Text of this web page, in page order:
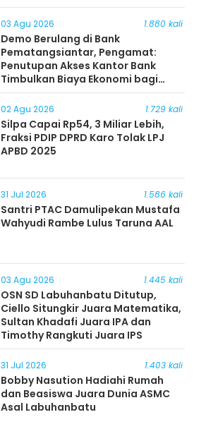
03 Agu 2026 1.880 kali
Demo Berulang di Bank
Pematangsiantar, Pengamat:
Penutupan Akses Kantor Bank
Timbulkan Biaya Ekonomi bagi
Masyarakat
02 Agu 2026 1.729 kali
Silpa Capai Rp54, 3 Miliar Lebih,
Fraksi PDIP DPRD Karo Tolak LPJ
APBD 2025
31 Jul 2026 1.586 kali
Santri PTAC Damulipekan Mustafa
Wahyudi Rambe Lulus Taruna AAL
03 Agu 2026 1.445 kali
OSN SD Labuhanbatu Ditutup,
Ciello Situngkir Juara Matematika,
Sultan Khadafi Juara IPA dan
Timothy Rangkuti Juara IPS
31 Jul 2026 1.403 kali
Bobby Nasution Hadiahi Rumah
dan Beasiswa Juara Dunia ASMC
Asal Labuhanbatu